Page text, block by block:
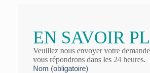
EN SAVOIR
Veuillez nous envoyer votre
vous répondrons dans les 24 heures.
Nom (obligatoire)